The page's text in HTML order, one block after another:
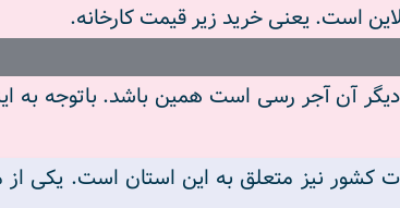
است. یعنی خرید زیر قیمت کارخانه.
آن آجر رسی است همین باشد. باتوجه به
کشور نیز متعلق به این استان است. یکی